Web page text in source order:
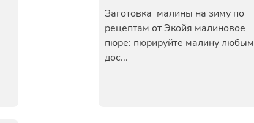
Заготовка малины на зиму по
рецептам от Экойя малиновое
пюре: пюрируйте малину любым
дос...